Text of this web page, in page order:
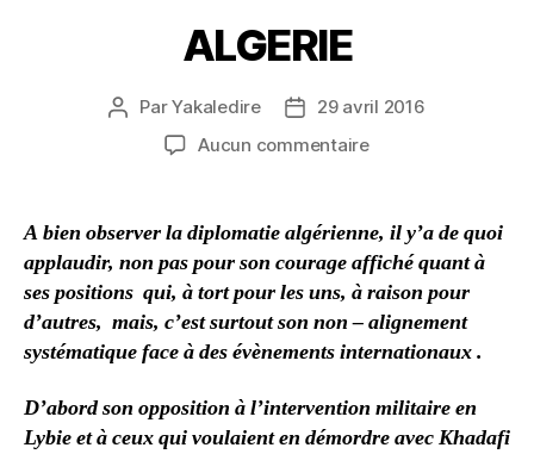
ALGERIE
Auteur
l’article
ParYakaledire
Date29 avril 2016
Aucun commentairesur
A bien observer la diplomatie algérienne, il y’a de quoi
applaudir, non pas pour son courage affiché quant à
ses positions qui, à tort pour les uns, à raison pour
d’autres, mais, c’est surtout son non – alignement
systématique face à des évènements internationaux .
D’abord son opposition à l’intervention militaire en
Lybie et à ceux qui voulaient en démordre avec Khadafi